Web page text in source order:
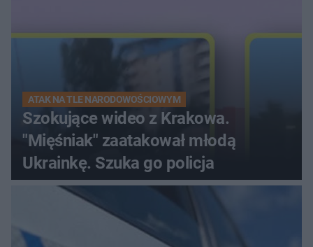
ATAK NA TLE NARODOWOŚCIOWYM
Szokujące wideo z Krakowa.
"Mięśniak" zaatakował młodą
Ukrainkę. Szuka go policja